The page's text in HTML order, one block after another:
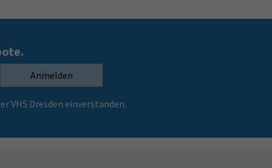
Anmelden
VHS Dresden einverstanden.